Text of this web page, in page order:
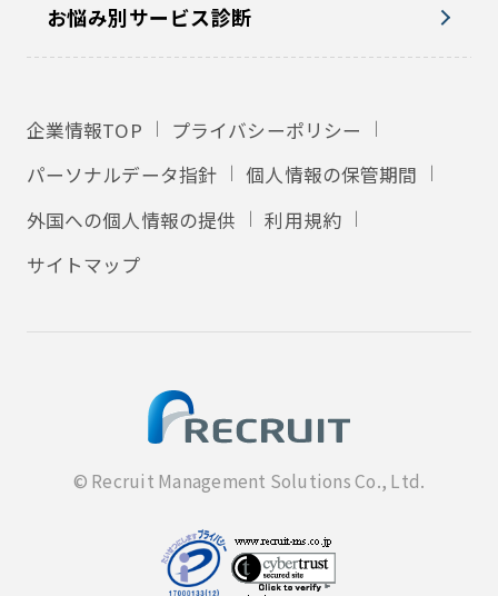
お悩み別サービス診断
企業情報TOP
プライバシーポリシー
パーソナルデータ指針
個人情報の保管期間
外国への個人情報の提供
利用規約
サイトマップ
© Recruit Management Solutions Co., Ltd.